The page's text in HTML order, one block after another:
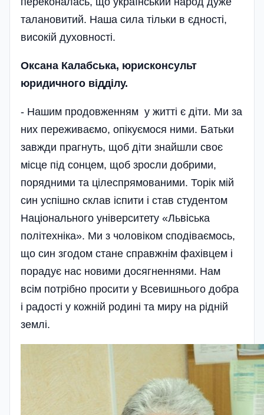
талановитий. Наша сила тільки в єдності,
високій духовності.
Оксана Калабська, юрисконсульт
юридичного відділу.
- Нашим продовженням у житті є діти. Ми за
них переживаємо, опі­куємося ними. Батьки
завжди прагнуть, щоб діти знайшли своє
місце під сонцем, щоб зросли добрими,
порядними та цілеспрямованими. Торік мій
син успішно склав іспити і став студентом
Національного уні­верситету «Львісь­ка
політехніка». Ми з чоловіком сподіваємось,
що син згодом стане справжнім фахівцем і
порадує нас новими досягненнями. Нам
всім потрібно просити у Всевишнього добра
і радості у кожній родині та миру на рідній
землі.